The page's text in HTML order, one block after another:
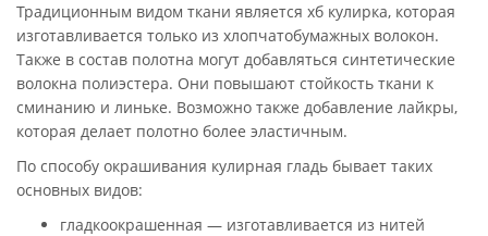
Традиционным видом ткани является хб кулирка, которая
изготавливается только из хлопчатобумажных волокон.
Также в состав полотна могут добавляться синтетические
волокна полиэстера. Они повышают стойкость ткани к
сминанию и линьке. Возможно также добавление лайкры,
которая делает полотно более эластичным.
По способу окрашивания кулирная гладь бывает таких
основных видов:
гладкоокрашенная — изготавливается из нитей